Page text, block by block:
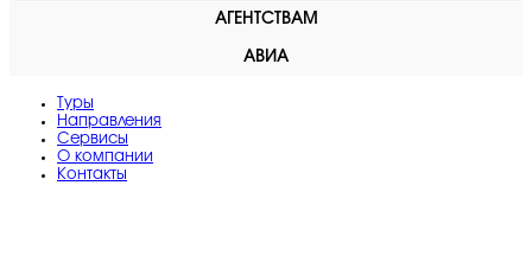
АГЕНТСТВАМ
АВИА
Туры
Направления
Сервисы
O компании
Контакты